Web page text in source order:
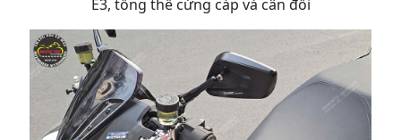
E3, tổng thể cứng cáp và cân đối